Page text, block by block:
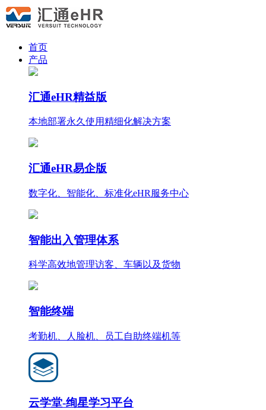
首页
产品
汇通eHR精益版
本地部署永久使用精细化解决方案
汇通eHR易企版
数字化、智能化、标准化eHR服务中心
智能出入管理体系
科学高效地管理访客、车辆以及货物
智能终端
考勤机、人脸机、员工自助终端机等
云学堂-绚星学习平台